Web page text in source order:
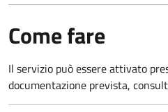
Come fare
Il servizio può essere attivato
documentazione prevista,